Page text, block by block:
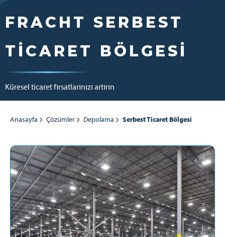
FRACHT SERBEST
TICARET BÖLGESI
Küresel ticaret fırsatlarınızı artırın
Anasayfa Çözümler Depolama Serbest Ticaret Bölgesi